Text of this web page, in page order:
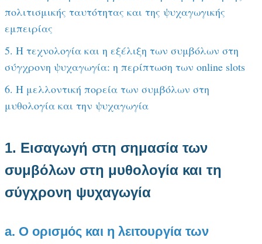
πολιτισμικής ταυτότητας και της ψυχαγωγικής
εμπειρίας
5. Η τεχνολογία και η εξέλιξη των συμβόλων στη
σύγχρονη ψυχαγωγία: η περίπτωση των online slots
6. Η μελλοντική πορεία των συμβόλων στη
μυθολογία και την ψυχαγωγία
1. Εισαγωγή στη σημασία των
συμβόλων στη μυθολογία και τη
σύγχρονη ψυχαγωγία
a. Ο ορισμός και η λειτουργία των